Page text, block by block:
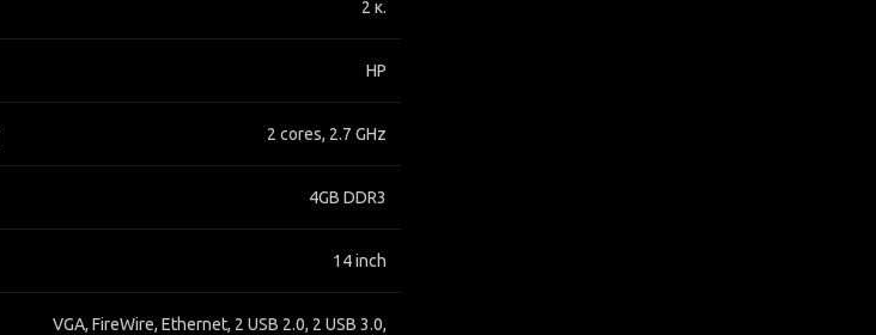
2 κ.
HP
2 cores, 2.7 GHz
4GB DDR3
14 inch
VGA, FireWire, Ethernet, 2 USB 2.0, 2 USB 3.0,